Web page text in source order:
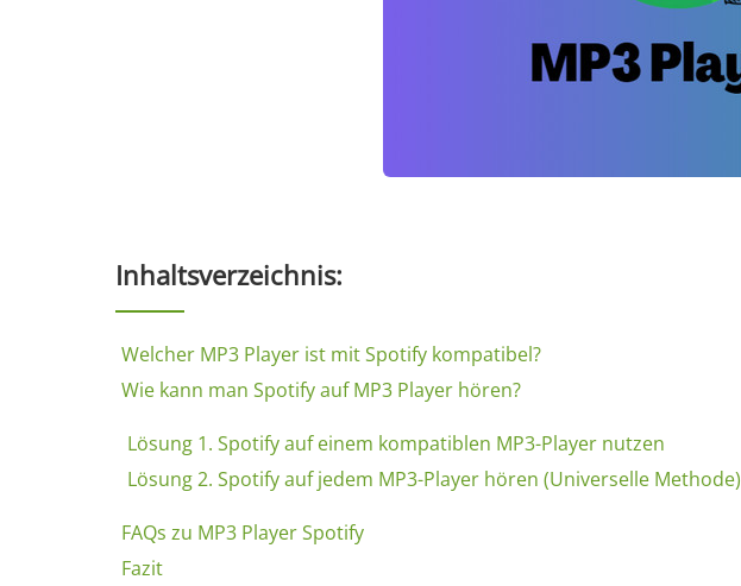
Inhaltsverzeichnis:
Welcher MP3 Player ist mit Spotify kompatibel?
Wie kann man Spotify auf MP3 Player hören?
Lösung 1. Spotify auf einem kompatiblen MP3-Player nutzen
Lösung 2. Spotify auf jedem MP3-Player hören (Universelle Methode)
FAQs zu MP3 Player Spotify
Fazit